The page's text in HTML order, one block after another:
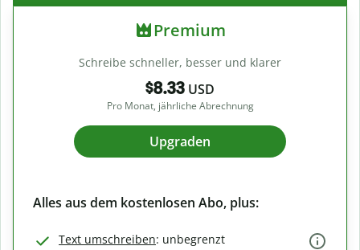
Premium
Schreibe schneller, besser und klarer
$8.33 USD
Pro Monat, jährliche Abrechnung
Upgraden
Alles aus dem kostenlosen Abo, plus:
Text umschreiben: unbegrenzt